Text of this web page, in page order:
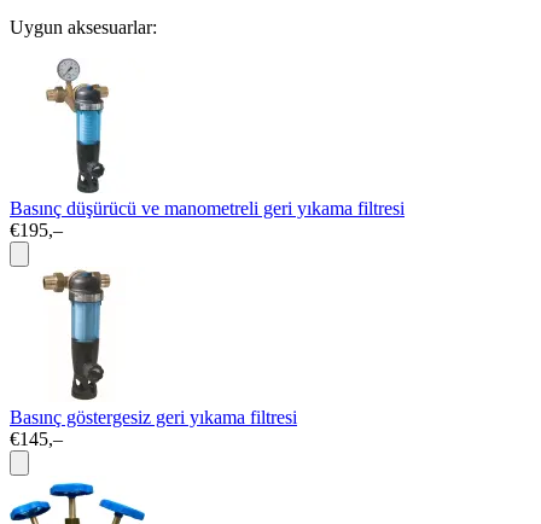
Uygun aksesuarlar:
Basınç düşürücü ve manometreli geri yıkama filtresi
€195,–
Basınç göstergesiz geri yıkama filtresi
€145,–